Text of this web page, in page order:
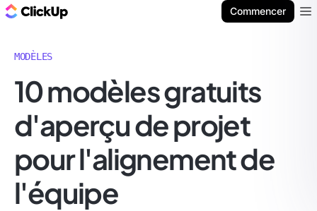
Commencer
MODÈLES
10 modèles gratuits
d'aperçu de projet
pour l'alignement de
l'équipe